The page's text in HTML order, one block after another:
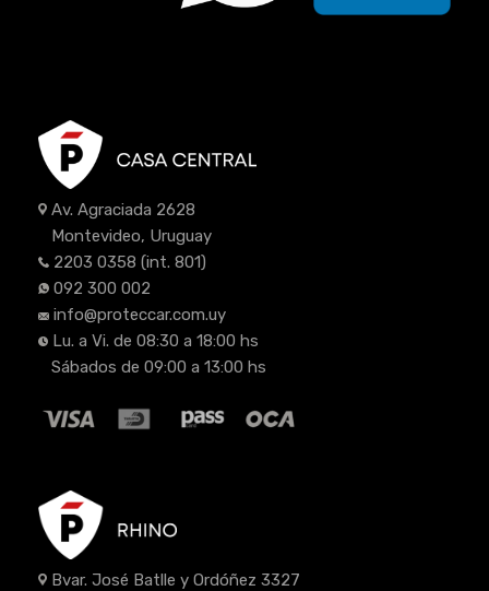
Av. Agraciada 2628
Montevideo, Uruguay
2203 0358 (int. 801)
092 300 002
info@proteccar.com.uy
Lu. a Vi. de 08:30 a 18:00 hs
Sábados de 09:00 a 13:00 hs
Bvar. José Batlle y Ordóñez 3327